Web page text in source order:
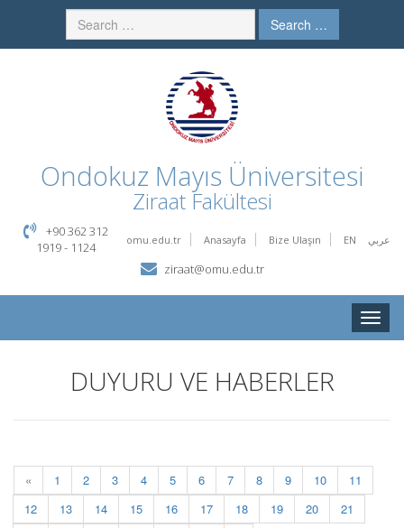
Search …
Ondokuz Mayıs Üniversitesi
Ziraat Fakültesi
omu.edu.tr Anasayfa Bize Ulaşın EN عربي
+90 362 312
1919 - 1124
ziraat@omu.edu.tr
Toggle
DUYURU VE HABERLER
« 1 2 3 4 5 6 7 8 9 10
11
12
13 14 15 16 17 18 19 20
21